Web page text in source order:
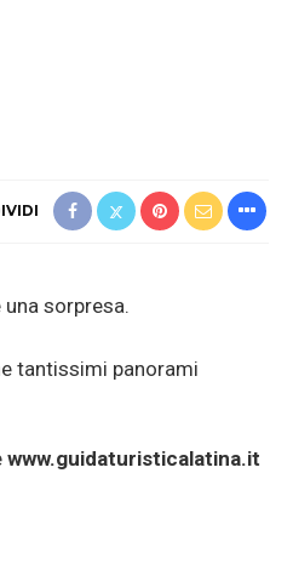
sorpresa.
tantissimi panorami
www.guidaturisticalatina.it